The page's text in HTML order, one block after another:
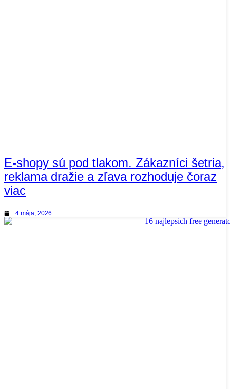
E-shopy sú pod tlakom. Zákazníci šetria,
reklama dražie a zľava rozhoduje čoraz
viac
4 mája, 2026